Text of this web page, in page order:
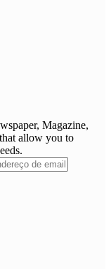
Magazine,
allow you to